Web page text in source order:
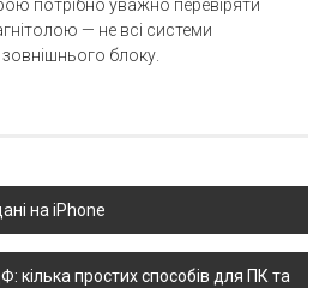
потрібно уважно перевіряти
— не всі системи
блоку.
на iPhone
кілька простих способів для ПК та